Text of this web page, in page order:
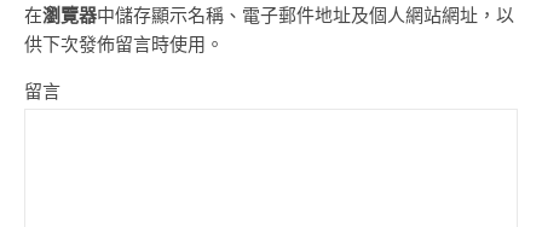
在瀏覽器中儲存顯示名稱、電子郵件地址及個人網站網址，以
供下次發佈留言時使用。
留言